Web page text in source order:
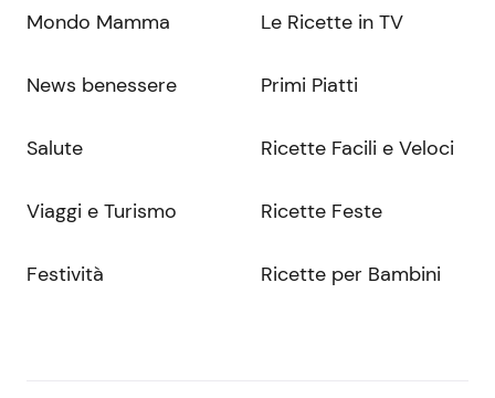
Mondo Mamma
News benessere
Salute
Viaggi e Turismo
Festività
Le Ricette in TV
Primi Piatti
Ricette Facili e Veloci
Ricette Feste
Ricette per Bambini